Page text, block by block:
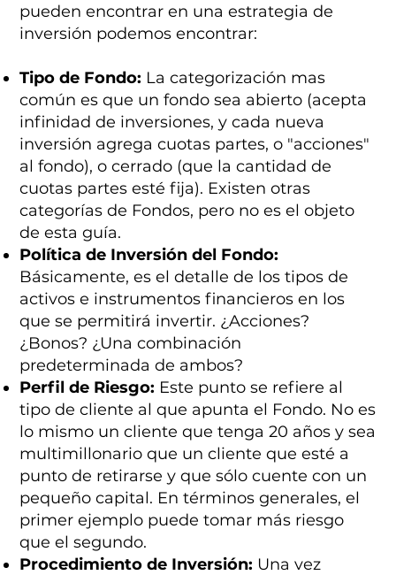
pueden encontrar en una estrategia de
inversión podemos encontrar:
Tipo de Fondo: La categorización mas
común es que un fondo sea abierto (acepta
infinidad de inversiones, y cada nueva
inversión agrega cuotas partes, o "acciones"
al fondo), o cerrado (que la cantidad de
cuotas partes esté fija). Existen otras
categorías de Fondos, pero no es el objeto
de esta guía.
Política de Inversión del Fondo:
Básicamente, es el detalle de los tipos de
activos e instrumentos financieros en los
que se permitirá invertir. ¿Acciones?
¿Bonos? ¿Una combinación
predeterminada de ambos?
Perfil de Riesgo: Este punto se refiere al
tipo de cliente al que apunta el Fondo. No es
lo mismo un cliente que tenga 20 años y sea
multimillonario que un cliente que esté a
punto de retirarse y que sólo cuente con un
pequeño capital. En términos generales, el
primer ejemplo puede tomar más riesgo
que el segundo.
Procedimiento de Inversión: Una vez